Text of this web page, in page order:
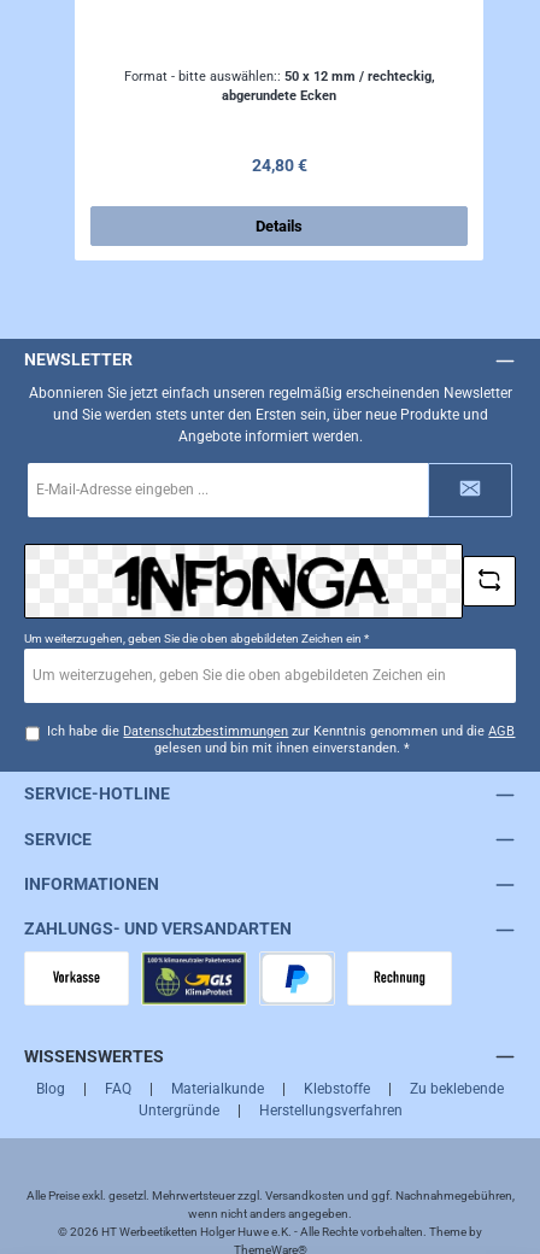
Format - bitte auswählen:: 50 x 12 mm / rechteckig,
abgerundete Ecken
Regulärer Preis:
24,80 €
Details
NEWSLETTER
Abonnieren Sie jetzt einfach unseren regelmäßig erscheinenden Newsletter
und Sie werden stets unter den Ersten sein, über neue Produkte und
Angebote informiert werden.
Mail-
*
Um weiterzugehen, geben Sie die oben abgebildeten Zeichen ein *
Ich habe die Datenschutzbestimmungen zur Kenntnis genommen und dieAGB
gelesen und bin mit ihnen einverstanden. *
SERVICE-HOTLINE
SERVICE
INFORMATIONEN
ZAHLUNGS- UND VERSANDARTEN
WISSENSWERTES
Blog FAQ Materialkunde Klebstoffe
Zu beklebende
Untergründe| Herstellungsverfahren
Alle Preise exkl. gesetzl. Mehrwertsteuer zzgl. Versandkosten und ggf. Nachnahmegebühren,
wenn nicht anders angegeben.
© 2026 HT Werbeetiketten Holger Huwe e.K. - Alle Rechte vorbehalten. Theme by
ThemeWare®